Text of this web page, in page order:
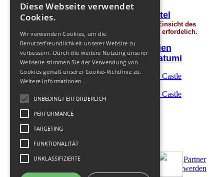
Hotel
Achtung! Sie haben keine Rechte, für die Einsicht des
verborgenen Textes. Eine
ist erfordelich.
Transfer Preise in Georgien
Fakultative Ausflüge aus Batumi
Partner
werden
Diese Webseite verwendet
Cookies.
Wir verwenden Cookies, um die
Benutzerfreundlichkeit unserer Website zu
verbessern. Durch die weitere Nutzung unserer
Webseite stimmen Sie der Verwendung von
Cookies gemäß unserer Cookie-Richtlinie zu.
Weitere Informationen
UNBEDINGT ERFORDERLICH
PERFORMANCE
TARGETING
FUNKTIONALITÄT
UNKLASSIFIZIERTE